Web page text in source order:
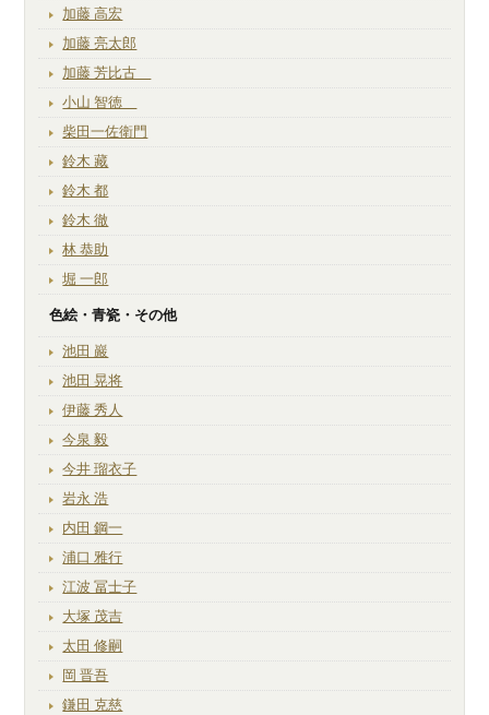
加藤 高宏
加藤 亮太郎
加藤 芳比古
小山 智徳
柴田一佐衛門
鈴木 藏
鈴木 都
鈴木 徹
林 恭助
堀 一郎
色絵・青瓷・その他
池田 巖
池田 晃将
伊藤 秀人
今泉 毅
今井 瑠衣子
岩永 浩
内田 鋼一
浦口 雅行
江波 冨士子
大塚 茂吉
太田 修嗣
岡 晋吾
鎌田 克慈